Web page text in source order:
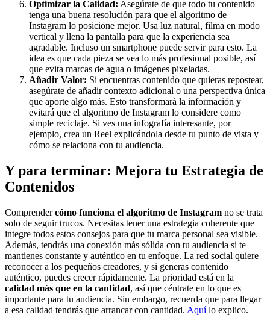
Optimizar la Calidad: Asegúrate de que todo tu contenido
tenga una buena resolución para que el algoritmo de
Instagram lo posicione mejor. Usa luz natural, filma en modo
vertical y llena la pantalla para que la experiencia sea
agradable. Incluso un smartphone puede servir para esto. La
idea es que cada pieza se vea lo más profesional posible, así
que evita marcas de agua o imágenes pixeladas.
Añadir Valor: Si encuentras contenido que quieras repostear,
asegúrate de añadir contexto adicional o una perspectiva única
que aporte algo más. Esto transformará la información y
evitará que el algoritmo de Instagram lo considere como
simple reciclaje. Si ves una infografía interesante, por
ejemplo, crea un Reel explicándola desde tu punto de vista y
cómo se relaciona con tu audiencia.
Y para terminar: Mejora tu Estrategia de
Contenidos
Comprendercómo funciona el algoritmo de Instagram no se trata
solo de seguir trucos. Necesitas tener una estrategia coherente que
integre todos estos consejos para que tu marca personal sea visible.
Además, tendrás una conexión más sólida con tu audiencia si te
mantienes constante y auténtico en tu enfoque. La red social quiere
reconocer a los pequeños creadores, y si generas contenido
auténtico, puedes crecer rápidamente. La prioridad está en la
calidad más que en la cantidad, así que céntrate en lo que es
importante para tu audiencia. Sin embargo, recuerda que para llegar
a esa calidad tendrás que arrancar con cantidad. Aquílo explico.